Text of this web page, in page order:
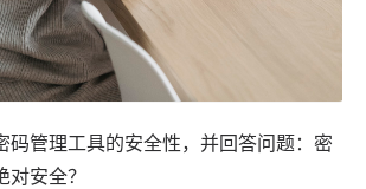
码管理工具的安全性，并回答问题：密
安全？